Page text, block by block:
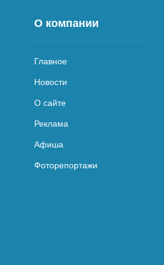
О компании
Главное
Новости
О сайте
Реклама
Афиша
Фоторепортажи